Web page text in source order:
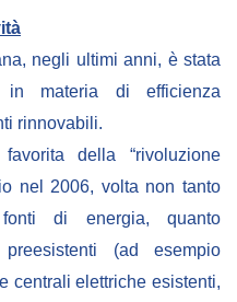
negli ultimi anni, è stata
in materia di efficienza
rinnovabili.
della “rivoluzione
nel 2006, volta non tanto
di energia, quanto
(ad esempio
centrali elettriche esistenti,